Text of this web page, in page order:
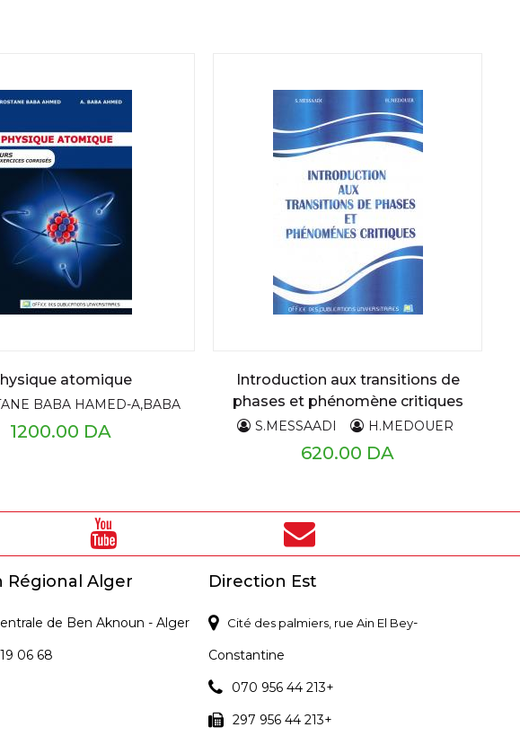
atomique
BABA HAMED-A,BABA
1200.00 DA
Introduction aux transitions de
phases et phénomène critiques
S.MESSAADI H.MEDOUER
620.00 DA
Régional Alger
de Ben Aknoun - Alger
06 68
Direction Est
Cité des palmiers, rue Ain El Bey-
Constantine
070 956 44 213+
297 956 44 213+